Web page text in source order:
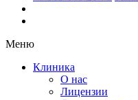
Меню
Клиника
О нас
Лицензии